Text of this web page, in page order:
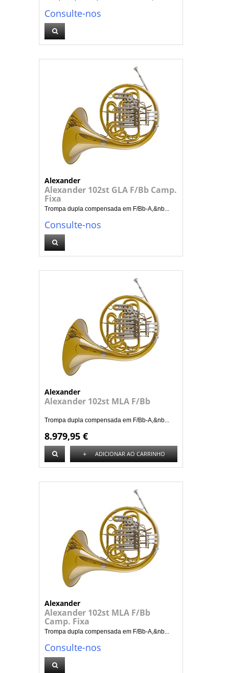
Consulte-nos
Alexander
Alexander 102st GLA F/Bb Camp.
Fixa
Trompa dupla compensada em F/Bb-A,&nb...
Consulte-nos
Alexander
Alexander 102st MLA F/Bb
Trompa dupla compensada em F/Bb-A,&nb...
8.979,95 €
+ ADICIONAR AO CARRINHO
Alexander
Alexander 102st MLA F/Bb
Camp. Fixa
Trompa dupla compensada em F/Bb-A,&nb...
Consulte-nos